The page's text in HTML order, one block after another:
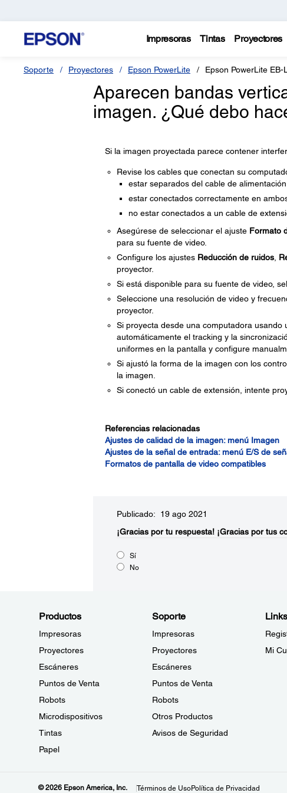
Impresoras Tintas Proyectores
Soporte Proyectores Epson PowerLite Epson PowerLite EB-
Aparecen bandas
imagen. ¿Qué debo
Si la imagen proyectada parece contener
Revise los cables que conectan su
estar separados del cable de
estar conectados correctamente en
no estar conectados a un cable de
Asegúrese de seleccionar el ajuste Formato
para su fuente de video.
Configure los ajustes Reducción de ruidos,
proyector.
Si está disponible para su fuente de video,
Seleccione una resolución de video y
proyector.
Si proyecta desde una computadora usando
automáticamente el tracking y la
uniformes en la pantalla y configure
Si ajustó la forma de la imagen con los
la imagen.
Si conectó un cable de extensión, intente
Referencias relacionadas
Ajustes de calidad de la imagen: menú Imagen
Ajustes de la señal de entrada: menú E/S de
Formatos de pantalla de video compatibles
Publicado: 19 ago 2021
¡Gracias por tu respuesta! ¡Gracias por tus
Sí
No
Productos
Impresoras
Proyectores
Escáneres
Puntos de Venta
Robots
Microdispositivos
Tintas
Papel
Soporte
Impresoras
Proyectores
Escáneres
Puntos de Venta
Robots
Otros Productos
Avisos de Seguridad
Mi
© 2026 Epson America, Inc. Términos de UsoPolítica de Privacidad